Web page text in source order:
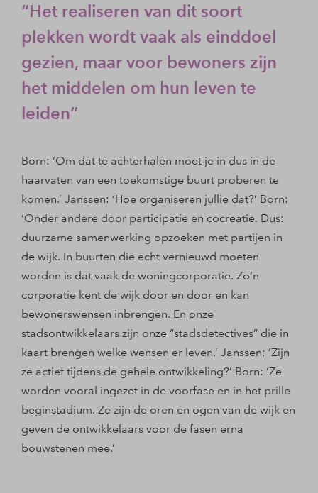
Het realiseren van dit soort
plekken wordt vaak als einddoel
gezien, maar voor bewoners zijn
het middelen om hun leven te
leiden
Born: ‘Om dat te achterhalen moet je in dus in de
haarvaten van een toekomstige buurt proberen te
komen.’ Janssen: ‘Hoe organiseren jullie dat?’ Born:
‘Onder andere door participatie en cocreatie. Dus:
duurzame samenwerking opzoeken met partijen in
de wijk. In buurten die echt vernieuwd moeten
worden is dat vaak de woningcorporatie. Zo’n
corporatie kent de wijk door en door en kan
bewonerswensen inbrengen. En onze
stadsontwikkelaars zijn onze “stadsdetectives” die in
kaart brengen welke wensen er leven.’ Janssen: ‘Zijn
ze actief tijdens de gehele ontwikkeling?’ Born: ‘Ze
worden vooral ingezet in de voorfase en in het prille
beginstadium. Ze zijn de oren en ogen van de wijk en
geven de ontwikkelaars voor de fasen erna
bouwstenen mee.’